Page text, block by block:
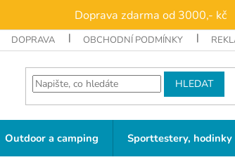
Doprava zdarma od 3000,- kč
DOPRAVA OBCHODNÍ PODMÍNKY
HLEDAT
Outdoor a camping Sporttestery, hodinky